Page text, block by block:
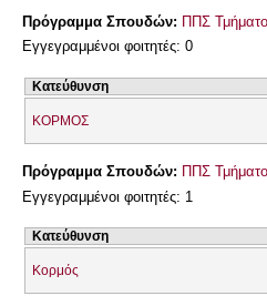
Πρόγραμμα Σπουδών: ΠΠΣ
Εγγεγραμμένοι φοιτητές: 0
Κατεύθυνση
ΚΟΡΜΟΣ
Πρόγραμμα Σπουδών: ΠΠΣ
Εγγεγραμμένοι φοιτητές: 1
Κατεύθυνση
Κορμός